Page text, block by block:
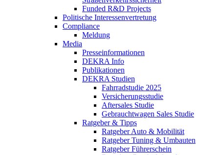
Funded R&D Projects
Politische Interessenvertretung
Compliance
Meldung
Media
Presseinformationen
DEKRA Info
Publikationen
DEKRA Studien
Fahrradstudie 2025
Versicherungsstudie
Aftersales Studie
Gebrauchtwagen Sales Studie
Ratgeber & Tipps
Ratgeber Auto & Mobilität
Ratgeber Tuning & Umbauten
Ratgeber Führerschein